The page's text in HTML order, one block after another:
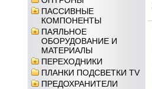
ПАССИВНЫЕ
КОМПОНЕНТЫ
ПАЯЛЬНОЕ
ОБОРУДОВАНИЕ И
МАТЕРИАЛЫ
ПЕРЕХОДНИКИ
ПЛАНКИ ПОДСВЕТКИ TV
ПРЕДОХРАНИТЕЛИ